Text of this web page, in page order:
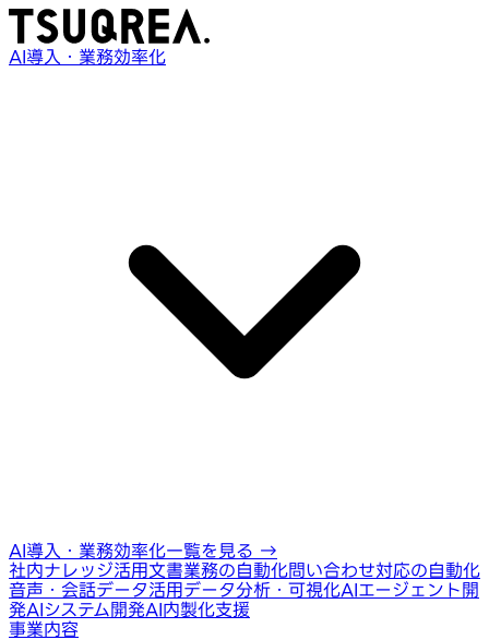
AI導入・業務効率化
AI導入・業務効率化一覧を見る →
社内ナレッジ活用文書業務の自動化問い合わせ対応の自動化
音声・会話データ活用データ分析・可視化AIエージェント開
発AIシステム開発AI内製化支援
事業内容